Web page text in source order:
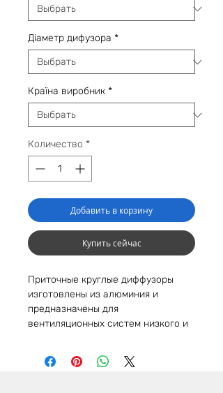
Діаметр дифузора *
Країна виробник *
Количество *
Добавить в корзину
Купить сейчас
Приточные круглые диффузоры
изготовлены из алюминия и
предназначены для
вентиляционных систем низкого и
приточных и вытяжных систем
кондиционирования воздуха. Они